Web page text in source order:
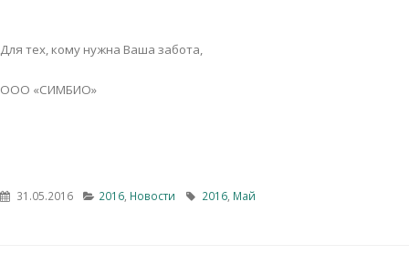
Для тех, кому нужна Ваша забота,
ООО «СИМБИО»
31.05.2016 2016 Новости 2016 Май